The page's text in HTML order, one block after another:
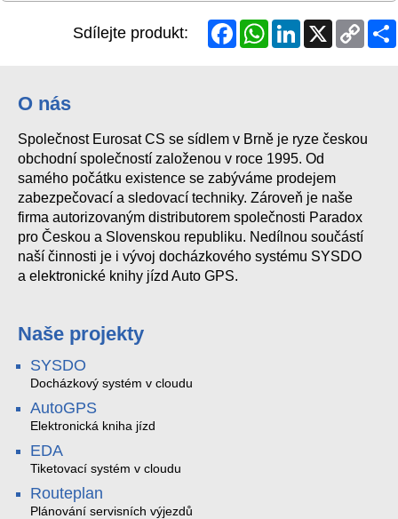
Sdílejte produkt: FacebookWhatsAppLinkedInX
Copy
Link
O nás
Společnost Eurosat CS se sídlem v Brně je ryze českou
obchodní společností založenou v roce 1995. Od
samého počátku existence se zabýváme prodejem
zabezpečovací a sledovací techniky. Zároveň je naše
firma autorizovaným distributorem společnosti Paradox
pro Českou a Slovenskou republiku. Nedílnou součástí
naší činnosti je i vývoj docházkového systému SYSDO
a elektronické knihy jízd Auto GPS.
Naše projekty
SYSDO
Docházkový systém v cloudu
AutoGPS
Elektronická kniha jízd
EDA
Tiketovací systém v cloudu
Routeplan
Plánování servisních výjezdů